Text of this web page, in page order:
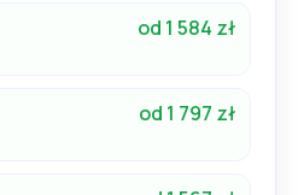
od 1 584 zł
od 1 797 zł